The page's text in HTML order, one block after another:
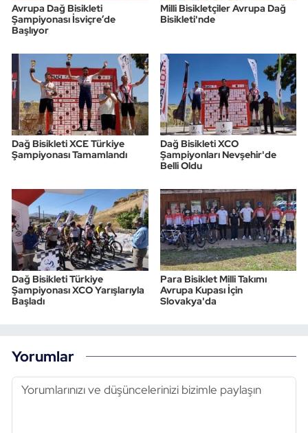
Avrupa Dağ Bisikleti
Şampiyonası İsviçre’de
Başlıyor
Milli Bisikletçiler Avrupa Dağ
Bisikleti'nde
Dağ Bisikleti XCE Türkiye
Şampiyonası Tamamlandı
Dağ Bisikleti XCO
Şampiyonları Nevşehir'de
Belli Oldu
Dağ Bisikleti Türkiye
Şampiyonası XCO Yarışlarıyla
Başladı
Para Bisiklet Milli Takımı
Avrupa Kupası İçin
Slovakya'da
Yorumlar